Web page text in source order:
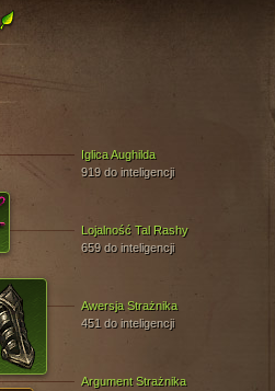
Iglica Aughilda
919 do inteligencji
Awersja Strażnika
451 do inteligencji
Argument Strażnika
Lojalność Tal Rashy
659 do inteligencji